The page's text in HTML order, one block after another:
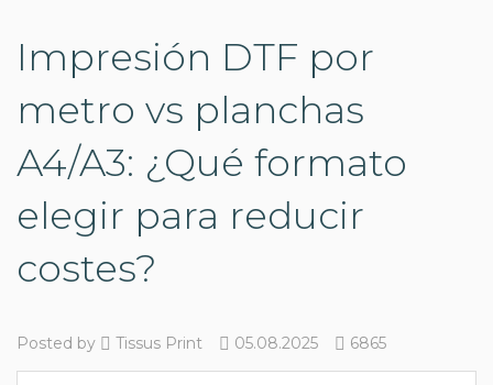
Impresión DTF por
metro vs planchas
A4/A3: ¿Qué formato
elegir para reducir
costes?
Posted by Tissus Print 05.08.2025 6865